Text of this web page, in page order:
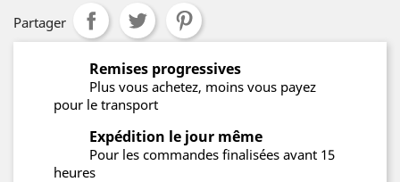
Partager
Remises progressives
Plus vous achetez, moins vous payez
pour le transport
Expédition le jour même
Pour les commandes finalisées avant 15
heures